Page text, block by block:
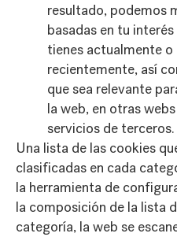
resultado, podemos
basadas en tu
tienes actualmente o
recientemente, así
que sea relevante
la web, en otras
servicios de terceros.
Una lista de las cookies
clasificadas en cada
la herramienta de
la composición de la lista
categoría, la web se